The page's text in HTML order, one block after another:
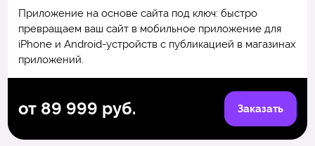
Приложение на основе сайта под ключ: быстро
превращаем ваш сайт в мобильное приложение для
iPhone и Android-устройств с публикацией в магазинах
приложений.
от 89 999 руб. Заказать